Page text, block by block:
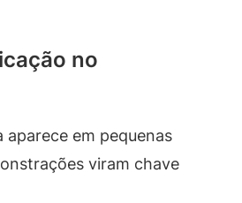
no
em pequenas
viram chave